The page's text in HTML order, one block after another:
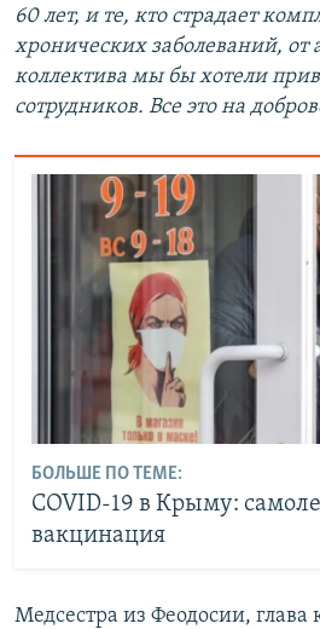
60 лет, и те, кто страдает
хронических заболеваний, от
коллектива мы бы хотели
сотрудников. Все это на
БОЛЬШЕ ПО ТЕМЕ:
COVID-19 в Крыму:
вакцинация
Медсестра из Феодосии, глава